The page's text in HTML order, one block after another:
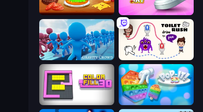
Burger Cafe Sneaker Art
Gravity Crowd
Color Fill 3D Pop It 3D